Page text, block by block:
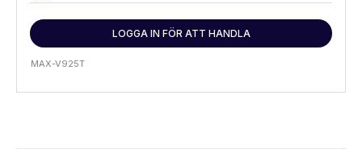
LOGGA IN FÖR ATT HANDLA
MAX-V925T